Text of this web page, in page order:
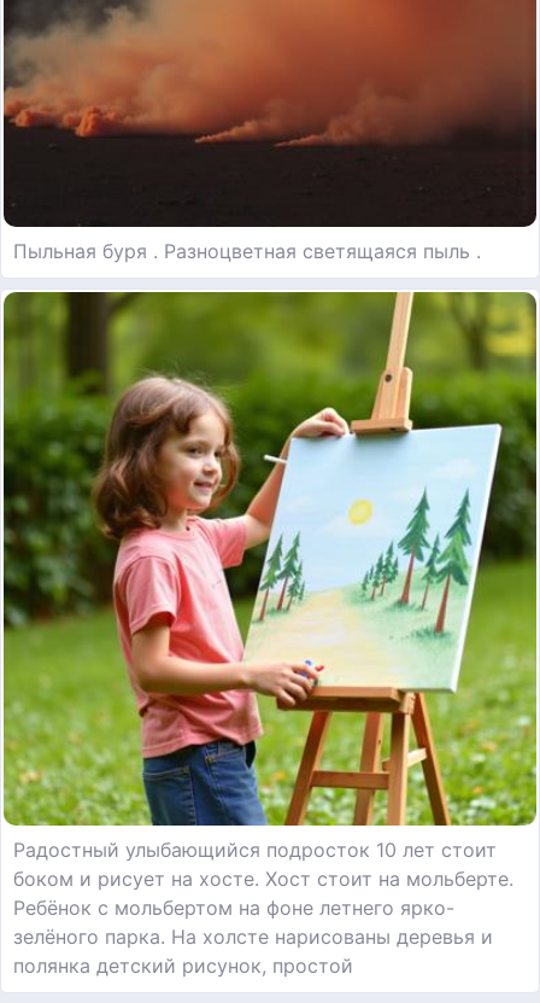
Пыльная буря . Разноцветная светящаяся пыль .
Радостный улыбающийся подросток 10 лет стоит
боком и рисует на хосте. Хост стоит на мольберте.
Ребёнок с мольбертом на фоне летнего ярко-
зелёного парка. На холсте нарисованы деревья и
полянка детский рисунок, простой